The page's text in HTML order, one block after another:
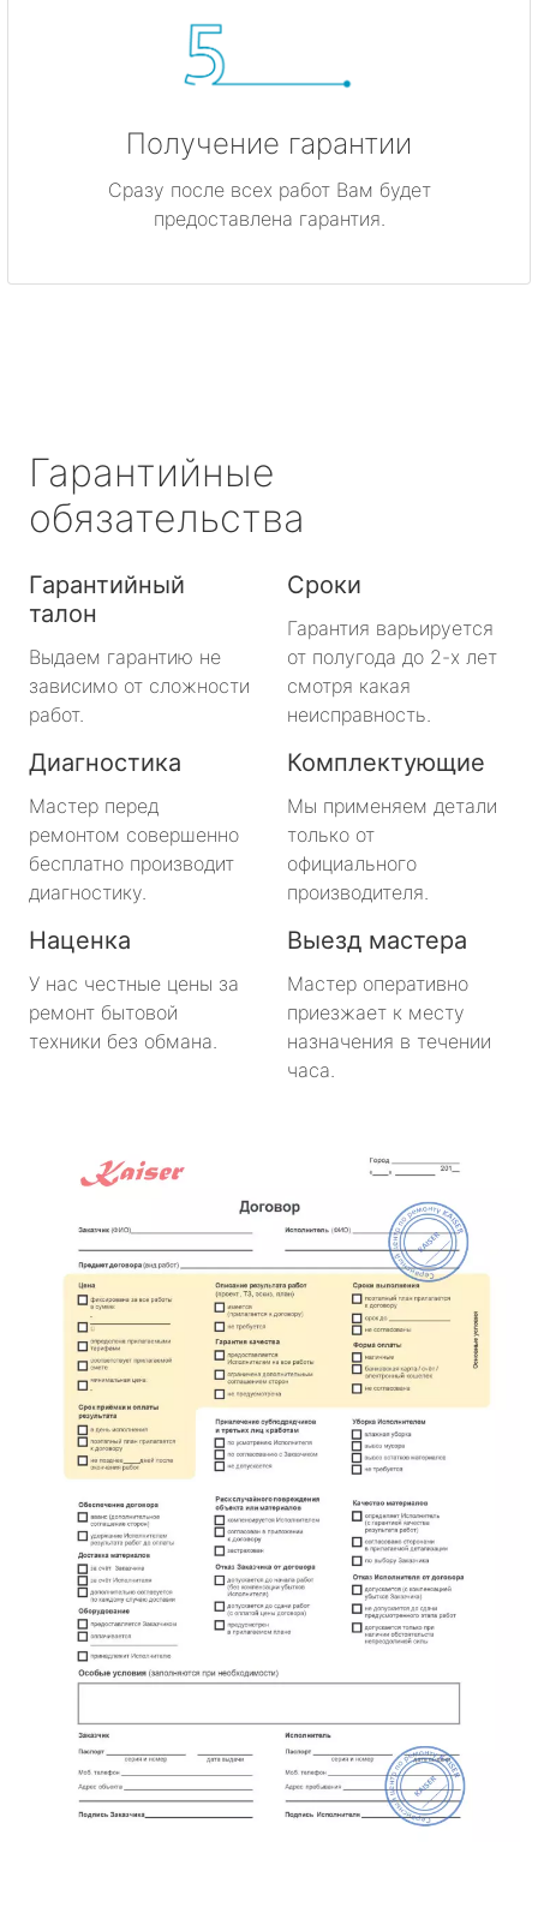
Получение гарантии
Сразу после всех работ Вам будет
предоставлена гарантия.
Гарантийные
обязательства
Гарантийный
талон
Выдаем гарантию не
зависимо от сложности
работ.
Сроки
Гарантия варьируется
от полугода до 2-х лет
смотря какая
неисправность.
Диагностика
Мастер перед
ремонтом совершенно
бесплатно производит
диагностику.
Комплектующие
Мы применяем детали
только от
официального
производителя.
Наценка
У нас честные цены за
ремонт бытовой
техники без обмана.
Выезд мастера
Мастер оперативно
приезжает к месту
назначения в течении
часа.